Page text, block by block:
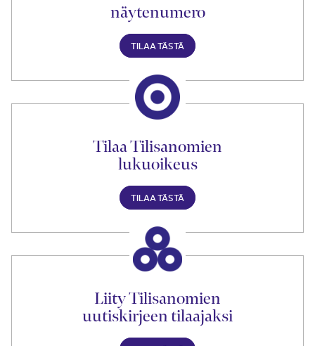
näytenumero
TILAA TÄSTÄ
Tilaa Tilisanomien
lukuoikeus
TILAA TÄSTÄ
Liity Tilisanomien
uutiskirjeen tilaajaksi